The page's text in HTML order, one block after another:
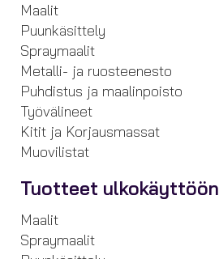
Maalit
Puunkäsittely
Spraymaalit
Metalli- ja ruosteenesto
Puhdistus ja maalinpoisto
Työvälineet
Kitit ja Korjausmassat
Muovilistat
Tuotteet ulkokäyttöön
Maalit
Spraymaalit